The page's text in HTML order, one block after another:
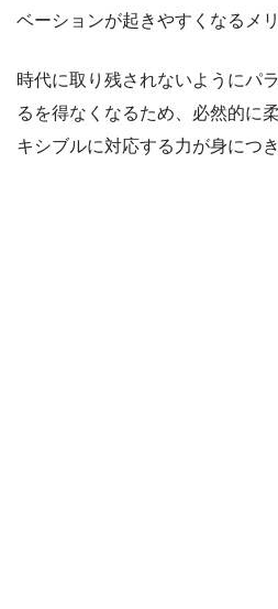
ベーションが起きやすくなるメ
時代に取り残されないようにパ
るを得なくなるため、必然的に
キシブルに対応する力が身につき